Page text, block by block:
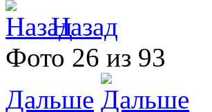
Назад
Фото 26 из 93
Дальше